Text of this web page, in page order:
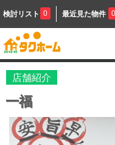
検討リスト 0 最近見た物件 0
店舗紹介
一福